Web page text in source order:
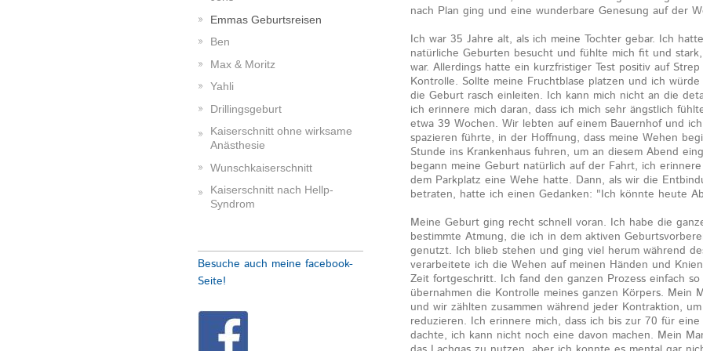
nach Plan ging und eine wunderbare Genesung auf der
Ich war 35 Jahre alt, als ich meine Tochter gebar. Ich
natürliche Geburten besucht und fühlte mich fit und
war. Allerdings hatte ein kurzfristiger Test positiv auf
Kontrolle. Sollte meine Fruchtblase platzen und ich
die Geburt rasch einleiten. Ich kann mich nicht an die
ich erinnere mich daran, dass ich mich sehr ängstlich
etwa 39 Wochen. Wir lebten auf einem Bauernhof und
spazieren führte, in der Hoffnung, dass meine Wehen
Stunde ins Krankenhaus fuhren, um an diesem Abend
begann meine Geburt natürlich auf der Fahrt, ich
dem Parkplatz eine Wehe hatte. Dann, als wir die
betraten, hatte ich einen Gedanken: "Ich könnte heute
Meine Geburt ging recht schnell voran. Ich habe die
bestimmte Atmung, die ich in dem aktiven
genutzt. Ich blieb stehen und ging viel herum während
verarbeitete ich die Wehen auf meinen Händen und
Zeit fortgeschritt. Ich fand den ganzen Prozess einfach
übernahmen die Kontrolle meines ganzen Körpers. Mein
und wir zählten zusammen während jeder Kontraktion,
reduzieren. Ich erinnere mich, dass ich bis zur 70 für
dachte, ich kann nicht noch eine davon machen. Mein
Emmas Geburtsreisen
Ben
Max & Moritz
Yahli
Drillingsgeburt
Kaiserschnitt ohne wirksame
Anästhesie
Wunschkaiserschnitt
Kaiserschnitt nach Hellp-
Syndrom
Besuche auch meine facebook-
Seite!